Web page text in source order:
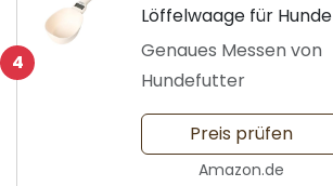
4
Löffelwaage für Hunde
Genaues Messen von
Hundefutter
Preis prüfen
Amazon.de